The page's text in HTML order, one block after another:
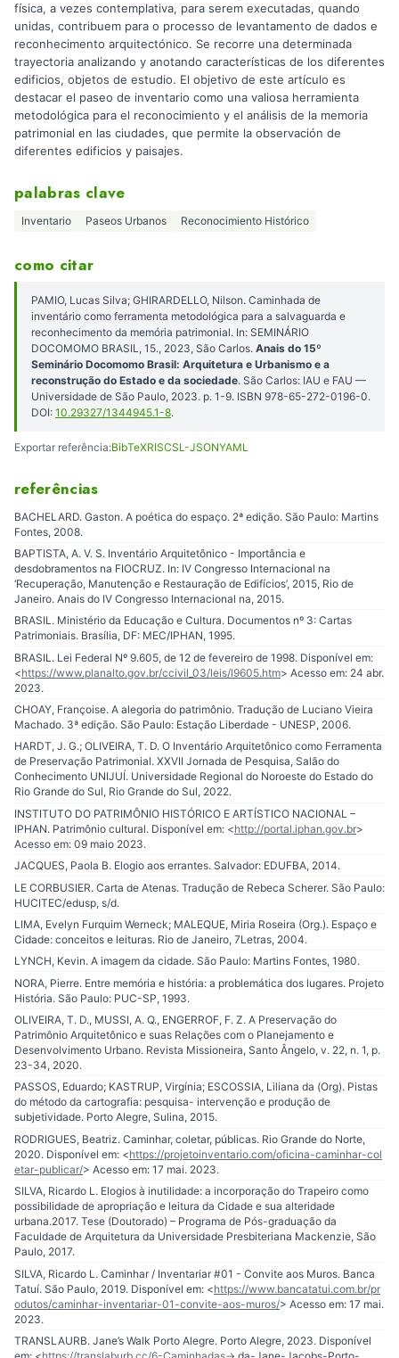
física, a vezes contemplativa, para serem executadas, quando
unidas, contribuem para o processo de levantamento de dados e
reconhecimento arquitectónico. Se recorre una determinada
trayectoria analizando y anotando características de los diferentes
edificios, objetos de estudio. El objetivo de este artículo es
destacar el paseo de inventario como una valiosa herramienta
metodológica para el reconocimiento y el análisis de la memoria
patrimonial en las ciudades, que permite la observación de
diferentes edificios y paisajes.
palabras clave
Inventario Paseos Urbanos Reconocimiento Histórico
como citar
PAMIO, Lucas Silva; GHIRARDELLO, Nilson. Caminhada de
inventário como ferramenta metodológica para a salvaguarda e
reconhecimento da memória patrimonial. In: SEMINÁRIO
DOCOMOMO BRASIL, 15., 2023, São Carlos. Anais do 15º
Seminário Docomomo Brasil: Arquitetura e Urbanismo e a
reconstrução do Estado e da sociedade. São Carlos: IAU e FAU —
Universidade de São Paulo, 2023. p. 1-9. ISBN 978-65-272-0196-0.
DOI: 10.29327/1344945.1-8.
Exportar referência:BibTeXRISCSL-JSONYAML
referências
BACHELARD. Gaston. A poética do espaço. 2ª edição. São Paulo: Martins
Fontes, 2008.
BAPTISTA, A. V. S. Inventário Arquitetônico - Importância e
desdobramentos na FIOCRUZ. In: IV Congresso Internacional na
‘Recuperação, Manutenção e Restauração de Edifícios’, 2015, Rio de
Janeiro. Anais do IV Congresso Internacional na, 2015.
BRASIL. Ministério da Educação e Cultura. Documentos nº 3: Cartas
Patrimoniais. Brasília, DF: MEC/IPHAN, 1995.
BRASIL. Lei Federal Nº 9.605, de 12 de fevereiro de 1998. Disponível em:
<https://www.planalto.gov.br/ccivil_03/leis/l9605.htm> Acesso em: 24 abr.
2023.
CHOAY, Françoise. A alegoria do patrimônio. Tradução de Luciano Vieira
Machado. 3ª edição. São Paulo: Estação Liberdade - UNESP, 2006.
HARDT, J. G.; OLIVEIRA, T. D. O Inventário Arquitetônico como Ferramenta
de Preservação Patrimonial. XXVII Jornada de Pesquisa, Salão do
Conhecimento UNIJUÍ. Universidade Regional do Noroeste do Estado do
Rio Grande do Sul, Rio Grande do Sul, 2022.
INSTITUTO DO PATRIMÔNIO HISTÓRICO E ARTÍSTICO NACIONAL –
IPHAN. Patrimônio cultural. Disponível em: <http://portal.iphan.gov.br>
Acesso em: 09 maio 2023.
JACQUES, Paola B. Elogio aos errantes. Salvador: EDUFBA, 2014.
LE CORBUSIER. Carta de Atenas. Tradução de Rebeca Scherer. São Paulo:
HUCITEC/edusp, s/d.
LIMA, Evelyn Furquim Werneck; MALEQUE, Miria Roseira (Org.). Espaço e
Cidade: conceitos e leituras. Rio de Janeiro, 7Letras, 2004.
LYNCH, Kevin. A imagem da cidade. São Paulo: Martins Fontes, 1980.
NORA, Pierre. Entre memória e história: a problemática dos lugares. Projeto
História. São Paulo: PUC-SP, 1993.
OLIVEIRA, T. D., MUSSI, A. Q., ENGERROF, F. Z. A Preservação do
Patrimônio Arquitetônico e suas Relações com o Planejamento e
Desenvolvimento Urbano. Revista Missioneira, Santo Ângelo, v. 22, n. 1, p.
23-34, 2020.
PASSOS, Eduardo; KASTRUP, Virgínia; ESCOSSIA, Liliana da (Org). Pistas
do método da cartografia: pesquisa- intervenção e produção de
subjetividade. Porto Alegre, Sulina, 2015.
RODRIGUES, Beatriz. Caminhar, coletar, públicas. Rio Grande do Norte,
2020. Disponível em: <https://projetoinventario.com/oficina-caminhar-col
etar-publicar/> Acesso em: 17 mai. 2023.
SILVA, Ricardo L. Elogios à inutilidade: a incorporação do Trapeiro como
possibilidade de apropriação e leitura da Cidade e sua alteridade
urbana.2017. Tese (Doutorado) – Programa de Pós-graduação da
Faculdade de Arquitetura da Universidade Presbiteriana Mackenzie, São
Paulo, 2017.
SILVA, Ricardo L. Caminhar / Inventariar #01 - Convite aos Muros. Banca
Tatuí. São Paulo, 2019. Disponível em: <https://www.bancatatui.com.br/pr
odutos/caminhar-inventariar-01-convite-aos-muros/> Acesso em: 17 mai.
2023.
TRANSLAURB. Jane’s Walk Porto Alegre. Porto Alegre, 2023. Disponível